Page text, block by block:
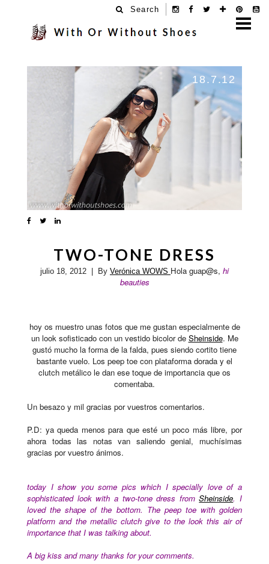
Search
18.7.12
TWO-TONE DRESS
julio 18, 2012 | By Verónica WOWS Hola guap@s, hi
beauties
hoy os muestro unas fotos que me gustan especialmente de
un look sofisticado con un vestido bicolor de Sheinside. Me
gustó mucho la forma de la falda, pues siendo cortito tiene
bastante vuelo. Los peep toe con plataforma dorada y el
clutch metálico le dan ese toque de importancia que os
comentaba.
Un besazo y mil gracias por vuestros comentarios.
P.D: ya queda menos para que esté un poco más libre, por
ahora todas las notas van saliendo genial, muchísimas
gracias por vuestro ánimos.
today I show you some pics which I specially love of a
sophisticated look with a two-tone dress fromSheinside. I
loved the shape of the bottom. The peep toe with golden
platform and the metallic clutch give to the look this air of
importance that I was talking about.
A big kiss and many thanks for your comments.